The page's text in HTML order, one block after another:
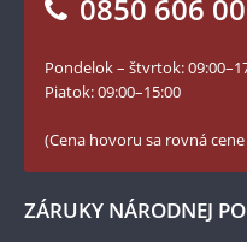
Numizmatické novinky
Facebook Národnej
YouTube Národnej
0850 606
Pondelok – štvrtok:
Piatok: 09:00–15:00
(Cena hovoru sa rovná
ZÁRUKY NÁRODNEJ